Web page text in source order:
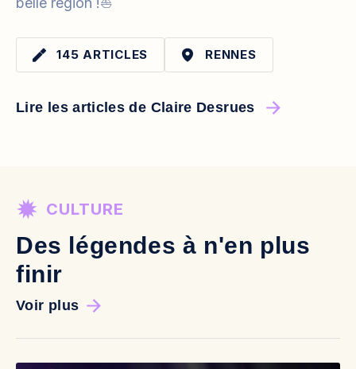
145 ARTICLES RENNES
Lire les articles de Claire Desrues
Des légendes à n'en plus
finir
CULTURE
Voir plus